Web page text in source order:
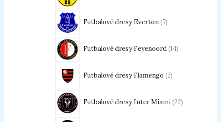
Futbalové dresy Everton 7
Futbalové dresy Feyenoord 14
Futbalové dresy Flamengo 2
Futbalové dresy Inter Miami 22